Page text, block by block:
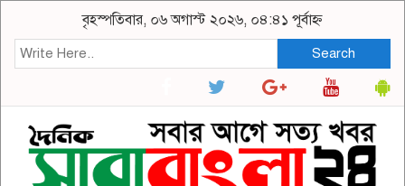
বৃহস্পতিবার, ০৬ অগাস্ট ২০২৬, ০৪:৪১ পূর্বাহ্ন
Search